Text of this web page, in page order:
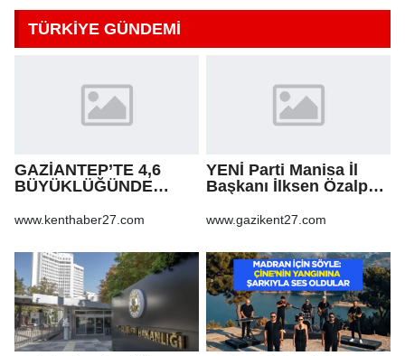
TÜRKİYE GÜNDEMİ
GAZİANTEP’TE 4,6
BÜYÜKLÜĞÜNDE
www.kenthaber27.com
YENİ Parti Manisa İl
Başkanı İlksen Özalper
www.gazikent27.com